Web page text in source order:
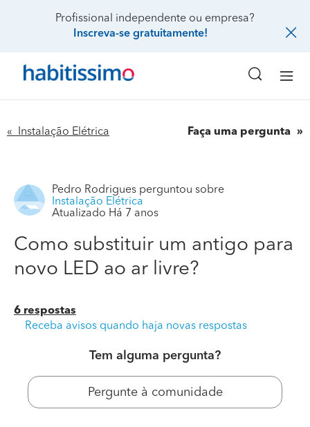
Profissional independente ou empresa?
Inscreva-se gratuitamente!
« Instalação Elétrica Faça uma pergunta
Pedro Rodrigues perguntou sobre
Instalação Elétrica
Atualizado Há 7 anos
Como substituir um antigo para
novo LED ao ar livre?
6 respostas
Receba avisos quando haja novas respostas
Tem alguma pergunta?
Pergunte à comunidade